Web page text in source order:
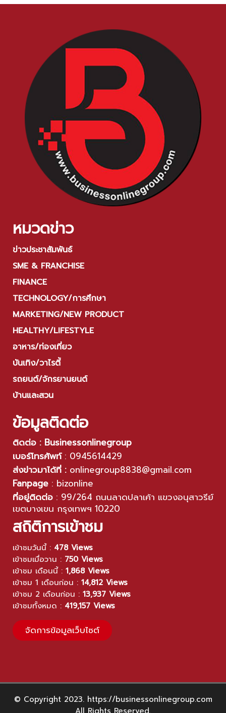
หมวดข่าว
ข่าวประชาสัมพันธ์
SME & FRANCHISE
FINANCE
TECHNOLOGY/การศึกษา
MARKETING/NEW PRODUCT
HEALTHY/LIFESTYLE
อาหาร/ท่องเที่ยว
บันเทิง/วาไรตี้
รถยนต์/จักรยานยนต์
บ้านและสวน
ข้อมูลติดต่อ
ติดต่อ : Businessonlinegroup
เบอร์โทรศัพท์: 0945614429
ส่งข่าวมาได้ที่ : onlinegroup8838@gmail.com
Fanpage : bizonline
ที่อยู่ติดต่อ : 99/264 ถนนลาดปลาเค้า แขวงอนุสาวรีย์
เขตบางเขน กรุงเทพฯ 10220
สถิติการเข้าชม
เข้าชมวันนี้ : 478 Views
เข้าชมเมื่อวาน : 750 Views
เข้าชม เดือนนี้ : 1,868 Views
เข้าชม 1 เดือนก่อน : 14,812 Views
เข้าชม 2 เดือนก่อน : 13,937 Views
เข้าชมทั้งหมด : 419,157 Views
จัดการข้อมูลเว็บไซต์
© Copyright 2023. https://businessonlinegroup.com